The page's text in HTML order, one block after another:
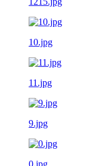
10.jpg
11.jpg
9.jpg
0.jpg